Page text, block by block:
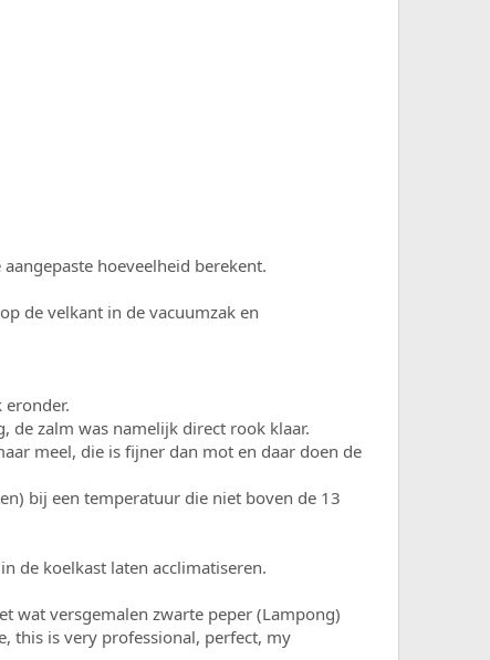
hoeveelheid berekent.
de velkant in de vacuumzak en
de zalm was namelijk direct rook klaar.
meel, die is fijner dan mot en daar doen de
bij een temperatuur die niet boven de 13
de koelkast laten acclimatiseren.
wat versgemalen zwarte peper (Lampong)
this is very professional, perfect, my